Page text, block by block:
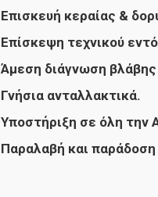
Επισκευή κεραίας &
Επίσκεψη τεχνικού
Άμεση διάγνωση βλάβης
Γνήσια ανταλλακτικά.
Υποστήριξη σε όλη την
Παραλαβή και παράδοση